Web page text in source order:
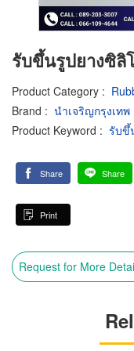
รับขึ้นรูปยางซิลิ
Product Category :
Brand : นำเจริญกรุงเทพ
Product Keyword : รับขึ้
Share Share
Print
Request for More